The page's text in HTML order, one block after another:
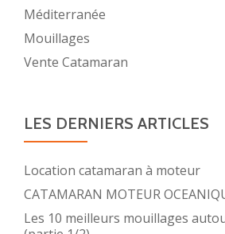
Méditerranée
Mouillages
Vente Catamaran
LES DERNIERS ARTICLES
Location catamaran à moteur
CATAMARAN MOTEUR
Les 10 meilleurs mouillages